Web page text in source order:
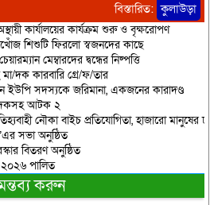
বিস্তারিত: কুলাউড়া
কার্যালয়ের কার্যক্রম শুরু ও বৃক্ষরোপণ
শিশুটি ফিরলো স্বজনদের কাছে
মেম্বারদের দ্বন্ধের নিষ্পত্তি
দক কারবারি গ্রে/ফ/তার
ইউপি সদস্যকে জরিমানা, একজনের কারাদণ্ড
আটক ২
নৌকা বাইচ প্রতিযোগিতা, হাজারো মানুষের
সভা অনুষ্ঠিত
বিতরণ অনুষ্ঠিত
২০২৬ পালিত
করুন